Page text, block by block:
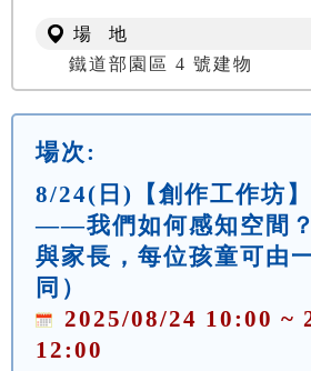
場 地
鐵道部園區 4 號建物
場次:
8/24(日)【創作工作坊
——我們如何感知空間
與家長，每位孩童可由
同）
2025/08/24 10:00 ~
12:00